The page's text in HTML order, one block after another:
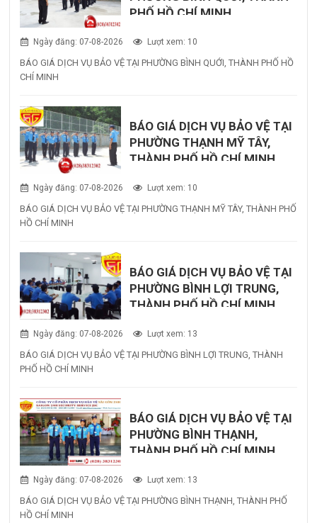
PHỐ HỒ CHÍ MINH
Ngày đăng: 07-08-2026 Lượt xem: 10
BÁO GIÁ DỊCH VỤ BẢO VỆ TẠI PHƯỜNG BÌNH QUỚI, THÀNH PHỐ HỒ
CHÍ MINH
BÁO GIÁ DỊCH VỤ BẢO VỆ TẠI
PHƯỜNG THẠNH MỸ TÂY,
THÀNH PHỐ HỒ CHÍ MINH
Ngày đăng: 07-08-2026 Lượt xem: 10
BÁO GIÁ DỊCH VỤ BẢO VỆ TẠI PHƯỜNG THẠNH MỸ TÂY, THÀNH PHỐ
HỒ CHÍ MINH
BÁO GIÁ DỊCH VỤ BẢO VỆ TẠI
PHƯỜNG BÌNH LỢI TRUNG,
THÀNH PHỐ HỒ CHÍ MINH
Ngày đăng: 07-08-2026 Lượt xem: 13
BÁO GIÁ DỊCH VỤ BẢO VỆ TẠI PHƯỜNG BÌNH LỢI TRUNG, THÀNH
PHỐ HỒ CHÍ MINH
BÁO GIÁ DỊCH VỤ BẢO VỆ TẠI
PHƯỜNG BÌNH THẠNH,
THÀNH PHỐ HỒ CHÍ MINH
Ngày đăng: 07-08-2026 Lượt xem: 13
BÁO GIÁ DỊCH VỤ BẢO VỆ TẠI PHƯỜNG BÌNH THẠNH, THÀNH PHỐ
HỒ CHÍ MINH